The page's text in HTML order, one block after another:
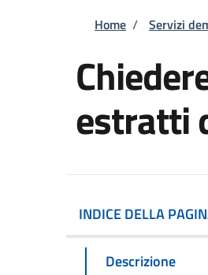
Briciole
Home / Servizi
estratti
INDICE DELLA
Descrizione